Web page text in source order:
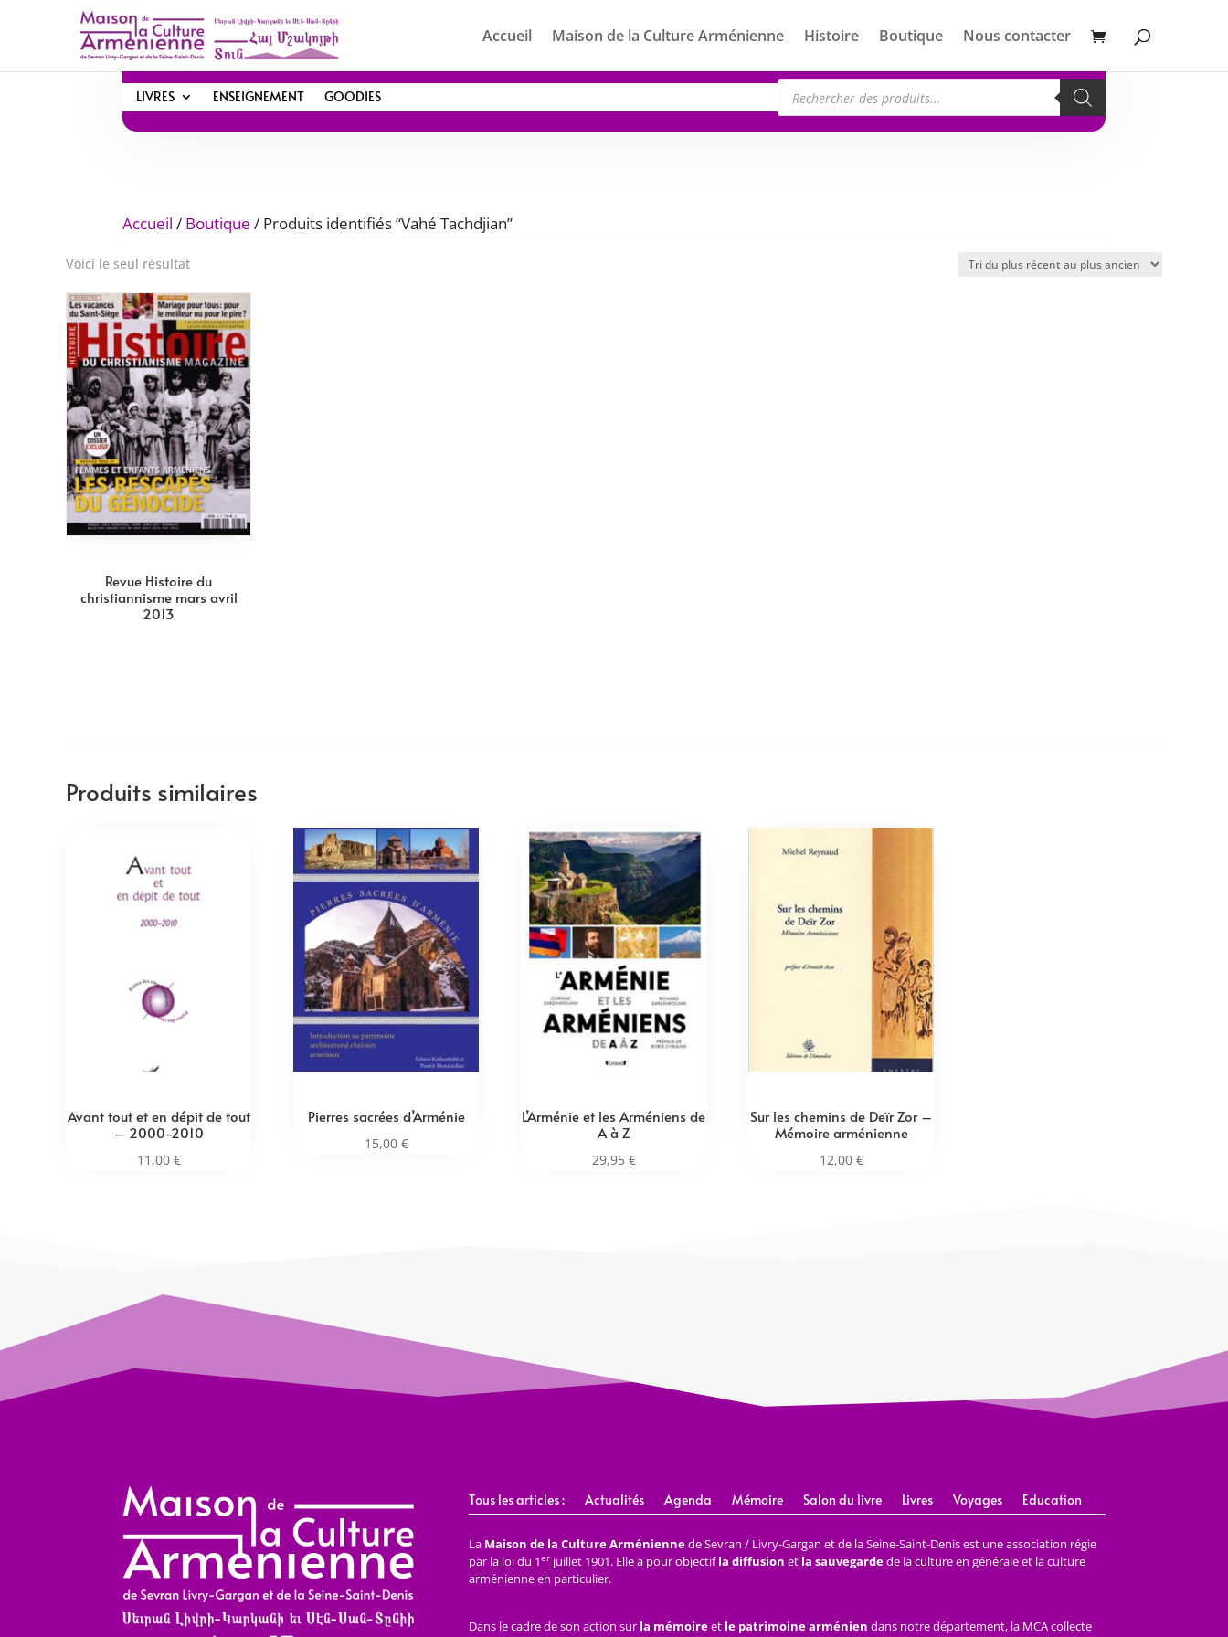
Accueil Maison de la Culture Arménienne Histoire Boutique Nous contacter
LIVRES ENSEIGNEMENT GOODIES Recherche
de
produits
Accueil / Boutique / Produits identifiés “Vahé Tachdjian”
Voici le seul résultat
Revue Histoire du
christiannisme mars avril
2013
Produits similaires
Avant tout et en dépit de tout
– 2000-2010
11,00 €
Pierres sacrées d’Arménie
15,00 €
L’Arménie et les Arméniens de
A à Z
29,95 €
Sur les chemins de Deïr Zor –
Mémoire arménienne
12,00 €
Tous les articles : Actualités Agenda Mémoire Salon du livre Livres Voyages Education
La Maison de la Culture Arméniennede Sevran / Livry-Gargan et de la Seine-Saint-Denis est une association régie
par la loi du 1erjuillet 1901. Elle a pour objectifla diffusion et la sauvegardede la culture en générale et la culture
arménienne en particulier.
Dans le cadre de son action sur la mémoireet le patrimoine arménien dans notre département, la MCA collecte